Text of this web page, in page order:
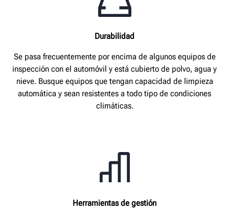
Durabilidad
Se pasa frecuentemente por encima de algunos equipos de
inspección con el automóvil y está cubierto de polvo, agua y
nieve. Busque equipos que tengan capacidad de limpieza
automática y sean resistentes a todo tipo de condiciones
climáticas.
Herramientas de gestión